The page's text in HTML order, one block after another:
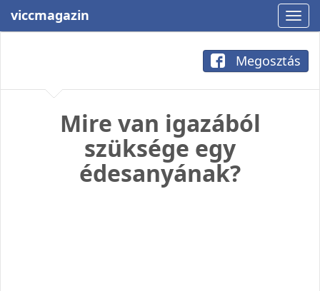
viccmagazin
Megosztás
Mire van igazából
szüksége egy
édesanyának?